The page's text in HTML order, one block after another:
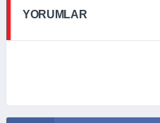
YORUMLAR